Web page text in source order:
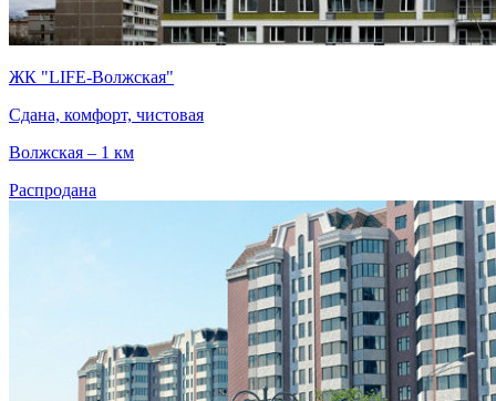
ЖК "LIFE-Волжская"
Сдана, комфорт, чистовая
Волжская – 1 км
Распродана